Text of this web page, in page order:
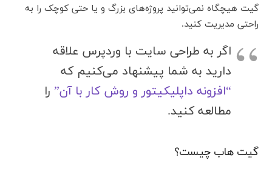
گیت هیچگاه نمی‌توانید پروژه‌های بزرگ و یا حتی کوچک را به
راحتی مدیریت کنید.
اگر به طراحی سایت با وردپرس علاقه
دارید به شما پیشنهاد می‌کنیم که
“افزونه داپلیکیتور و روش کار با آن” را
مطالعه کنید.
گیت هاب چیست؟